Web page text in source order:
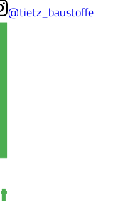
@tietz_baustoffe